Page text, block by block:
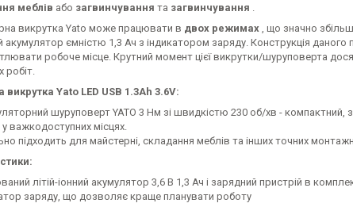
меблів або загвинчування та загвинчування
викрутка Yato може працювати в двох режимах , що значно
акумулятор ємністю 1,3 Ач з індикатором заряду. Конструкція
робоче місце. Крутний момент цієї викрутки/шуруповерта
робіт.
викрутка Yato LED USB 1.3Ah 3.6V:
шуруповерт YATO 3 Нм зі швидкістю 230 об/хв - компактний,
важкодоступних місцях.
підходить для майстерні, складання меблів та інших точних
літій-іонний акумулятор 3,6 В 1,3 Ач і зарядний пристрій в
заряду, що дозволяє краще планувати роботу